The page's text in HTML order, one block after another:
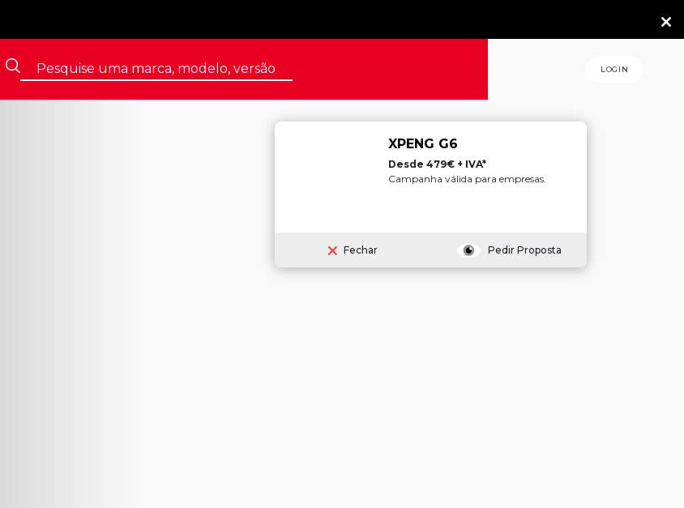
LOGIN
XPENG G6
Desde 479€ + IVA*
Campanha válida para empresas.
Fechar Pedir Proposta